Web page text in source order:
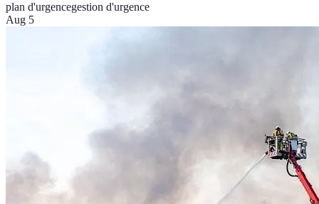
plan d'urgencegestion d'urgence
Aug 5